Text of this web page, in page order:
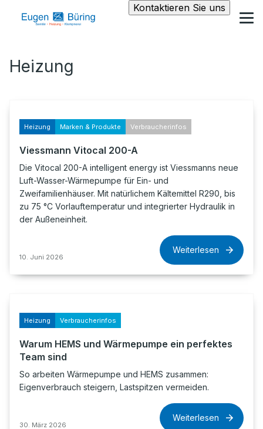
Kontaktieren Sie uns
Heizung
Heizung Marken & Produkte Verbraucherinfos
Viessmann Vitocal 200-A
Die Vitocal 200-A intelligent energy ist Viessmanns neue
Luft-Wasser-Wärmepumpe für Ein- und
Zweifamilienhäuser. Mit natürlichem Kältemittel R290, bis
zu 75 °C Vorlauftemperatur und integrierter Hydraulik in
der Außeneinheit.
10. Juni 2026
Weiterlesen
Heizung Verbraucherinfos
Warum HEMS und Wärmepumpe ein perfektes
Team sind
So arbeiten Wärmepumpe und HEMS zusammen:
Eigenverbrauch steigern, Lastspitzen vermeiden.
30. März 2026
Weiterlesen